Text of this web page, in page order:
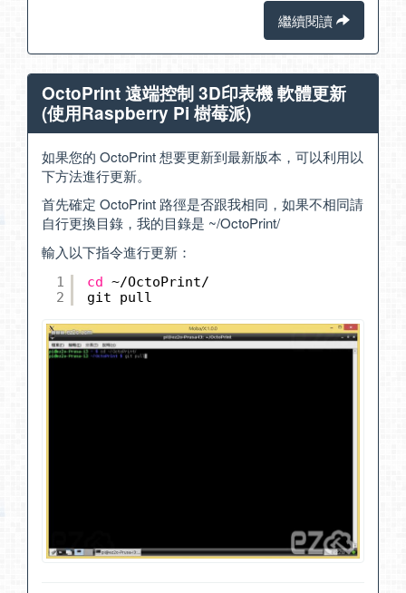
繼續閱讀
OctoPrint 遠端控制 3D印表機 軟體更新
(使用Raspberry Pi 樹莓派)
如果您的 OctoPrint 想要更新到最新版本，可以利用以
下方法進行更新。
首先確定 OctoPrint 路徑是否跟我相同，如果不相同請
自行更換目錄，我的目錄是 ~/OctoPrint/
輸入以下指令進行更新：
1
2
cd ~/OctoPrint/
git pull